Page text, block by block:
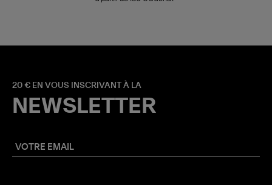
20 € EN VOUS INSCRIVANT À LA
NEWSLETTER